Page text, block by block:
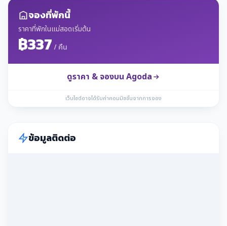
จองที่พักนี้
ราคาที่พักในแม่สอดเริ่มต้น
฿337/ คืน
ดูราคา & จองบน Agoda
เว็บไซต์อาจได้รับค่าคอมมิชชั่นจากการจอง
ข้อมูลติดต่อ